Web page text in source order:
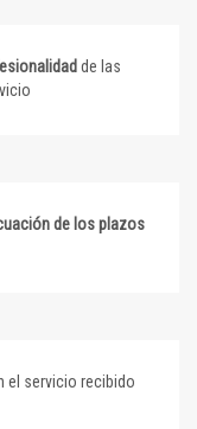
de las
de los plazos
el servicio recibido